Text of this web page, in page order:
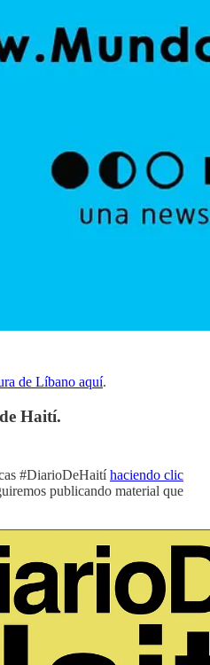
de Líbano aquí.
Haití.
#DiarioDeHaitíhaciendo clic
publicando material que